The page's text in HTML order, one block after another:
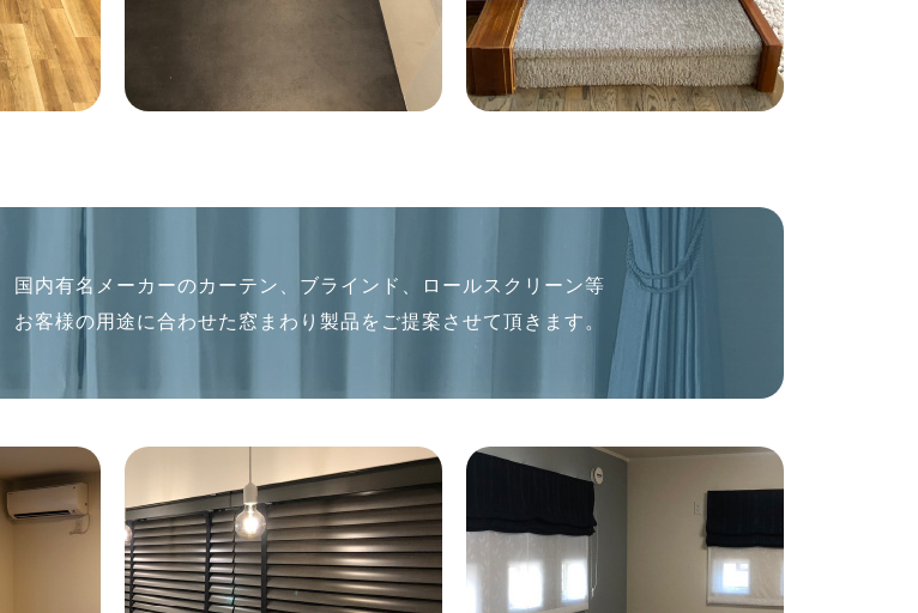
国内有名メーカーのカーテン、ブラインド、ロールスクリーン等
お客様の用途に合わせた窓まわり製品をご提案させて頂きます。